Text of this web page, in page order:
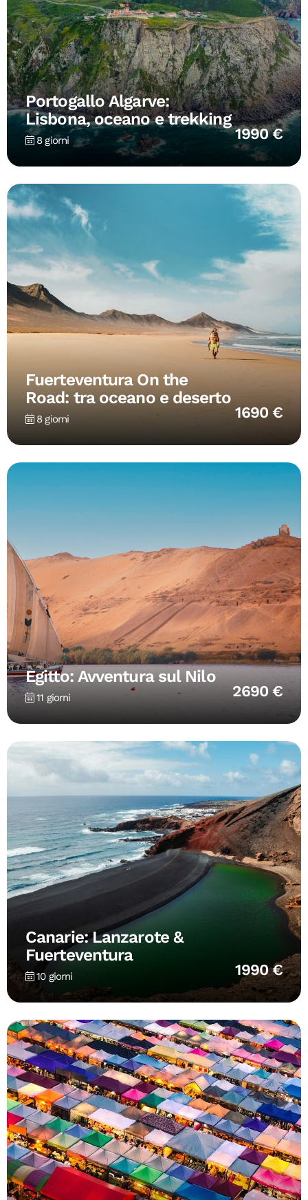
Portogallo Algarve:
Lisbona, oceano e trekking
8 giorni 1990 €
Fuerteventura On the
Road: tra oceano e deserto
8 giorni 1690 €
Egitto: Avventura sul Nilo
11 giorni 2690 €
Canarie: Lanzarote &
Fuerteventura
10 giorni 1990 €